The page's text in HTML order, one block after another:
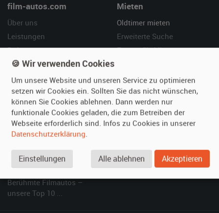
film-autos.com
Über uns
Leistungen
Referenzen
Kundenmeinungen
Mieten
Oldtimer mieten
Erweiterte Suche
Fragen für Mieter
Vermieten
Oldtimer anmelden
Fotos senden
Fragen für Vermieter
Hilfe
Häufige Fragen (FAQ)
So funktioniert's
Berühmte Filmautos –
unsere Top 10 ...
🍪 Wir verwenden Cookies
Um unsere Website und unseren Service zu optimieren
setzen wir Cookies ein. Sollten Sie das nicht wünschen,
können Sie Cookies ablehnen. Dann werden nur
funktionale Cookies geladen, die zum Betreiben der
Webseite erforderlich sind. Infos zu Cookies in unserer
Datenschutzerklärung.
Einstellungen Alle ablehnen Akzeptieren